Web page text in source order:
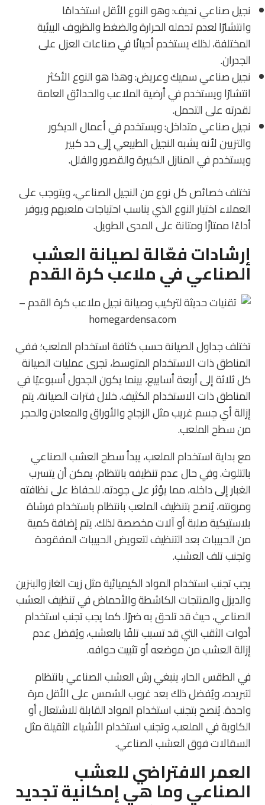
نجيل صناعي نحيف: وهو النوع الأقل استخدامًا
وانتشارًا لعدم تحمله الحرارة والضغط والظروف البيئية
المختلفة، لذلك يستخدم أحيانًا في صناعات العزل على
الجدران.
نجيل صناعي سميك وعريض: وهذا هو النوع الأكثر
انتشارًا ويستخدم في أرضية الملاعب والحدائق العامة
لقدرته على التحمل.
نجيل صناعي متداخل: ويستخدم في أعمال الديكور
والتزيين لأنه يشبه النجيل الطبيعي إلى حد كبير
ويستخدم في المنازل الكبيرة والقصور والفلل.
تختلف خصائص كل نوع من النجيل الصناعي، ويتوجب على
العملاء اختيار النوع الذي يناسب احتياجات ملعبهم ويوفر
أداءًا ممتازًا ومتانة على المدى الطويل.
إرشادات فعّالة لصيانة العشب
الصناعي في ملاعب كرة القدم
تختلف جداول الصيانة حسب كثافة استخدام الملعب؛ ففي
المناطق ذات الاستخدام المتوسط، تجرى عمليات الصيانة
كل ثلاثة إلى أربعة أسابيع، بينما يكون الجدول أسبوعيًا في
المناطق ذات الاستخدام الكثيف. خلال فترات الصيانة، يتم
إزالة أي جسم غريب مثل الزجاج والأوراق والمعادن والحجر
من سطح الملعب.
مع بداية استخدام الملعب، يبدأ سطح العشب الصناعي
بالتلوث. وفي حال عدم تنظيفه بانتظام، يمكن أن يتسرب
الغبار إلى داخله، مما يؤثر على جودته. للحفاظ على نظافته
ومرونته، يُنصح بتنظيف الملعب بانتظام باستخدام فرشاة
بلاستيكية صلبة أو آلات مخصصة لذلك. يتم إضافة كمية
من الحبيبات بعد التنظيف لتعويض الحبيبات المفقودة
وتجنب تلف العشب.
يجب تجنب استخدام المواد الكيميائية مثل زيت الغاز والبنزين
والديزل والمنتجات الكاشطة والأحماض في تنظيف العشب
الصناعي، حيث قد تلحق به ضررًا. كما يجب تجنب استخدام
أدوات الثقب التي قد تسبب تلفًا بالعشب، ويُفضل عدم
إزالة العشب من موضعه أو تثبيت حوافه.
في الطقس الحار، ينبغي رش العشب الصناعي بانتظام
لتبريده، ويُفضل ذلك بعد غروب الشمس على الأقل مرة
واحدة. يُنصح بتجنب استخدام المواد القابلة للاشتعال أو
الكاوية في الملعب، وتجنب استخدام الأشياء الثقيلة مثل
السقالات فوق العشب الصناعي.
العمر الافتراضي للعشب
الصناعي وما هي إمكانية تجديد